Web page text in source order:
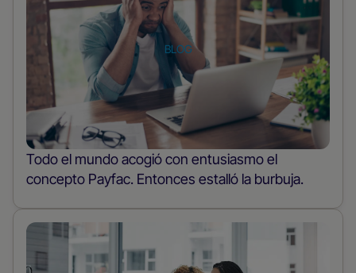
sobre
puesto
BLOG
Todo el mundo acogió con entusiasmo el
concepto Payfac. Entonces estalló la burbuja.
Leer
más